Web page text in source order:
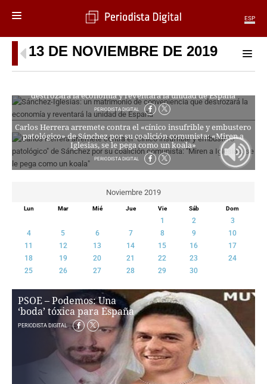
ESP
MENÚ
SECCIONES
MUNDO
PERIODISMO
ECONOMÍA
DEPORTES
CIENCIA
TELEVISIÓN
OTRAS WEBS
MOTOR
RELIGION
TRAVELLERS
EXPERTOS
GASTRONOMÍA
SALUD
13 DE NOVIEMBRE DE 2019
destrozará la economía y reventará la unidad de España
PERIODISTA DIGITAL
Carlos Herrera arremete contra el «cínico insufrible y embustero
patológico» de Sánchez por su coalición comunista: «Miren a
Iglesias, se le pega como un koala»
PERIODISTA DIGITAL
Noviembre 2019
Lun Mar Mié Jue Vie Sáb Dom
1 2
3
4
5 6 7 8 9
10
11
12 13 14 15 16
17
18
19 20 21 22 23
24
25
26 27 28 29 30
PSOE – Podemos: Una
‘boda’ tóxica para España
PERIODISTA DIGITAL